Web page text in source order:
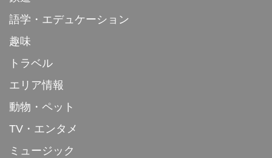
語学・エデュケーション
趣味
トラベル
エリア情報
動物・ペット
TV・エンタメ
ミュージック